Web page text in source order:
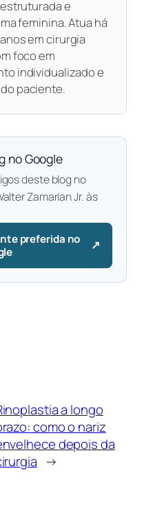
e
feminina. Atua há
em cirurgia
foco em
individualizado e
paciente.
no Google
deste blog no
Zamarian Jr. às
preferida no
↗
Abre em uma nova aba
a longo
como o nariz
depois da
→